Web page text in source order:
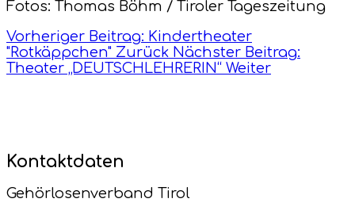
Fotos: Thomas Böhm / Tiroler Tageszeitung
Vorheriger Beitrag: Kindertheater
"Rotkäppchen" Zurück Nächster Beitrag:
Theater „DEUTSCHLEHRERIN“ Weiter
Kontaktdaten
Gehörlosenverband Tirol